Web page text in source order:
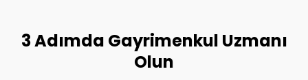
3 Adımda Gayrimenkul Uzmanı
Olun